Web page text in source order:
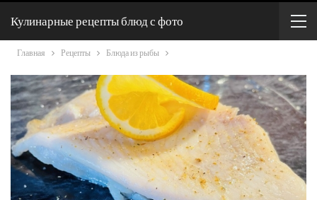
Кулинарные рецепты блюд с фото
Главная Рецепты Блюда из рыбы